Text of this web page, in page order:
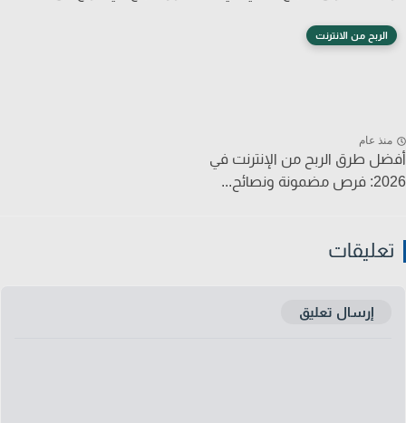
الربح من الانترنت
عام
طرق الربح من الإنترنت في
ونصائح...
إرسال تعليق